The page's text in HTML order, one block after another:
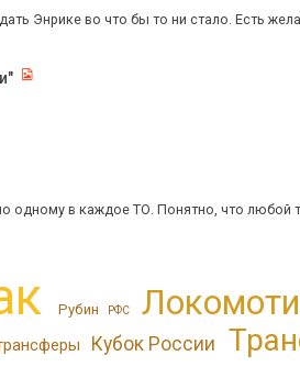
Энрике во что бы то ни стало. Есть
одному в каждое ТО. Понятно, что любой
Рубин РФС
Кубок России